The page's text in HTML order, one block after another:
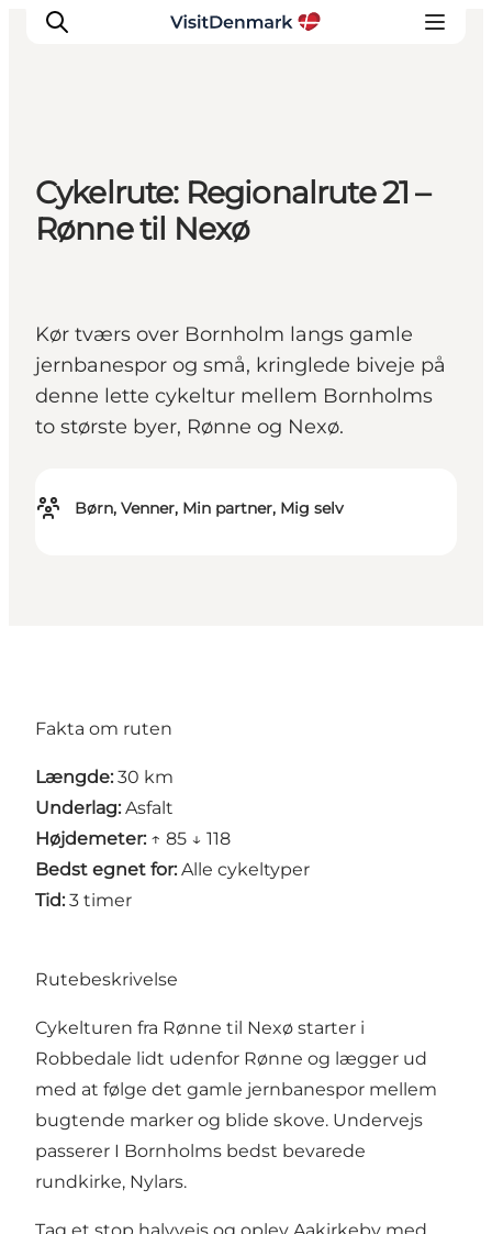
Inspiration
Destinationer
Oplevelser
Cykelrute: Regionalrute 21 –
Rønne til Nexø
Kør tværs over Bornholm langs gamle
jernbanespor og små, kringlede biveje på
denne lette cykeltur mellem Bornholms
to største byer, Rønne og Nexø.
Børn, Venner, Min partner, Mig selv
Fakta om ruten
Længde: 30 km
Underlag: Asfalt
Højdemeter: ↑ 85 ↓ 118
Bedst egnet for: Alle cykeltyper
Tid: 3 timer
Rutebeskrivelse
Cykelturen fra Rønne til Nexø starter i
Robbedale lidt udenfor Rønne og lægger ud
med at følge det gamle jernbanespor mellem
bugtende marker og blide skove. Undervejs
passerer I Bornholms bedst bevarede
rundkirke, Nylars.